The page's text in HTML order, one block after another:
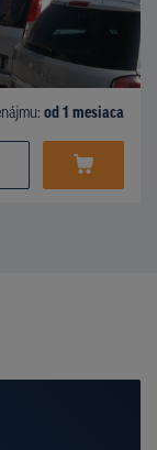
od 1 mesiaca